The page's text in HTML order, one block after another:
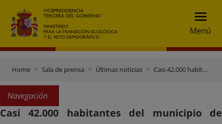
Menú
Home Sala de prensa Últimas noticias Casi 42.000 habitantes del municipio de Cartagena ven mejorada su red de saneamiento con la inversión del MITECO de 3’5 millones de euros
Navegación
Casi 42.000 habitantes del municipio de